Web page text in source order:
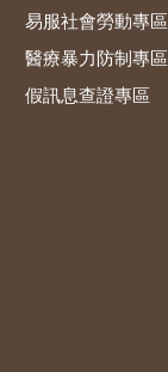
易服社會勞動專區
醫療暴力防制專區
假訊息查證專區